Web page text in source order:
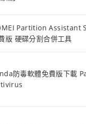
Partition Assistant
版 硬碟分割合併工具
防毒軟體免費版下載